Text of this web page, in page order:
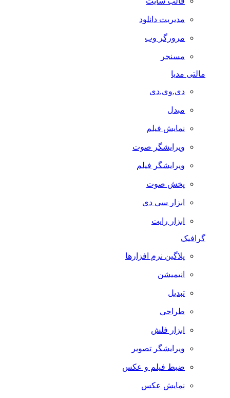
مدیریت دانلود
مرورگر وب
مسنجر
مالتی مدیا
دی.وی.دی
مبدل
نمایش فیلم
ویرایشگر صوت
ویرایشگر فیلم
پخش صوت
ابزار سی دی
ابزار رایت
گرافیک
پلاگین نرم افزارها
انیمیشن
تبدیل
طراحی
ابزار فلش
ویرایشگر تصویر
ضبط فيلم و عكس
نمایش عکس